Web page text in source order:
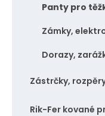
Panty pro
Zámky,
Dorazy,
Zástrčky,
Rik-Fer kované